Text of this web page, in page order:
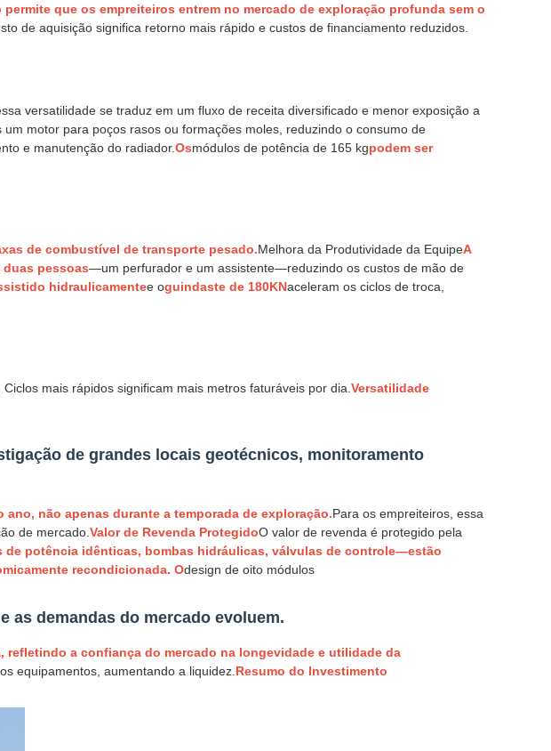
que os empreiteiros entrem no mercado de exploração profunda sem o
de aquisição significa retorno mais rápido e custos de financiamento reduzidos.
versatilidade se traduz em um fluxo de receita diversificado e menor exposição a
motor para poços rasos ou formações moles, reduzindo o consumo de
e manutenção do radiador.Osmódulos de potência de 165 kgpodem ser
de combustível de transporte pesado.Melhora da Produtividade da EquipeA
pessoas—um perfurador e um assistente—reduzindo os custos de mão de
hidraulicamentee oguindaste de 180KNaceleram os ciclos de troca,
mais rápidos significam mais metros faturáveis por dia. Versatilidade
de grandes locais geotécnicos, monitoramento
não apenas durante a temporada de exploração.Para os empreiteiros, essa
de mercado. Valor de Revenda ProtegidoO valor de revenda é protegido pela
potência idênticas, bombas hidráulicas, válvulas de controle—estão
recondicionada. Odesign de oito módulos
as demandas do mercado evoluem.
refletindo a confiança do mercado na longevidade e utilidade da
equipamentos, aumentando a liquidez. Resumo do Investimento